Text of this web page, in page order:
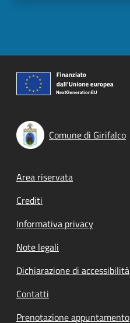
Comune di Girifalco
Footer menu
Area riservata
Crediti
Informativa privacy
Note legali
Dichiarazione di accessibilità
Contatti
Prenotazione appuntamento